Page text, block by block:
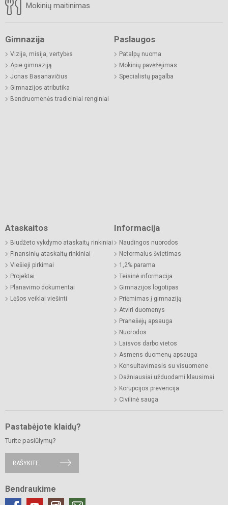
Mokinių maitinimas
Gimnazija
Vizija, misija, vertybės
Apie gimnaziją
Jonas Basanavičius
Gimnazijos atributika
Bendruomenės tradiciniai renginiai
Paslaugos
Patalpų nuoma
Mokinių pavėžėjimas
Specialistų pagalba
Ataskaitos
Biudžeto vykdymo ataskaitų rinkiniai
Finansinių ataskaitų rinkiniai
Viešieji pirkimai
Projektai
Planavimo dokumentai
Lėšos veiklai viešinti
Informacija
Naudingos nuorodos
Neformalus švietimas
1,2% parama
Teisinė informacija
Gimnazijos logotipas
Priėmimas į gimnaziją
Atviri duomenys
Pranešėjų apsauga
Nuorodos
Laisvos darbo vietos
Asmens duomenų apsauga
Konsultavimasis su visuomene
Dažniausiai užduodami klausimai
Korupcijos prevencija
Civilinė sauga
Pastabėjote klaidų?
Turite pasiūlymų?
RAŠYKITE
Bendraukime